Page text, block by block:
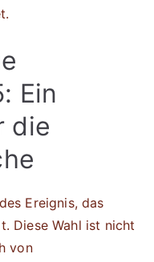
Ein
die
Ereignis, das
Diese Wahl ist nicht
von